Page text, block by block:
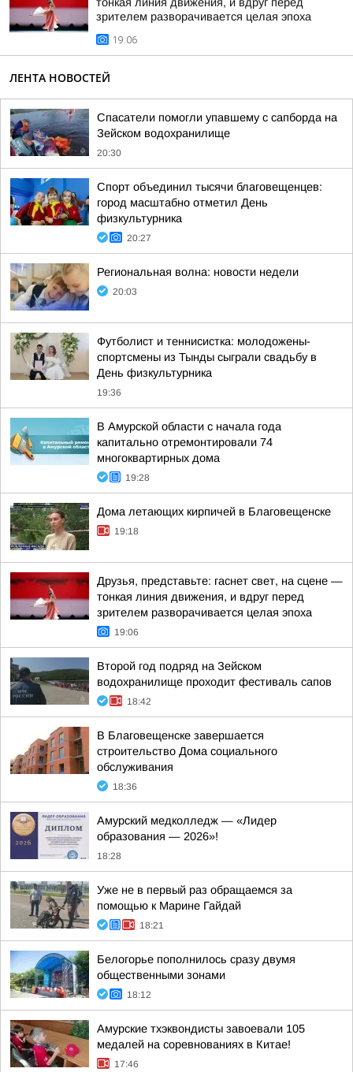
зрителем разворачивается целая эпоха
19:06
ЛЕНТА НОВОСТЕЙ
Спасатели помогли упавшему с сапборда на
Зейском водохранилище
20:30
Спорт объединил тысячи благовещенцев:
город масштабно отметил День
физкультурника
20:27
Региональная волна: новости недели
20:03
Футболист и теннисистка: молодожены-
спортсмены из Тынды сыграли свадьбу в
День физкультурника
19:36
В Амурской области с начала года
капитально отремонтировали 74
многоквартирных дома
19:28
Дома летающих кирпичей в Благовещенске
19:18
Друзья, представьте: гаснет свет, на сцене —
тонкая линия движения, и вдруг перед
зрителем разворачивается целая эпоха
19:06
Второй год подряд на Зейском
водохранилище проходит фестиваль сапов
18:42
В Благовещенске завершается
строительство Дома социального
обслуживания
18:36
Амурский медколледж — «Лидер
образования — 2026»!
18:28
Уже не в первый раз обращаемся за
помощью к Марине Гайдай
18:21
Белогорье пополнилось сразу двумя
общественными зонами
18:12
Амурские тхэквондисты завоевали 105
медалей на соревнованиях в Китае!
17:46